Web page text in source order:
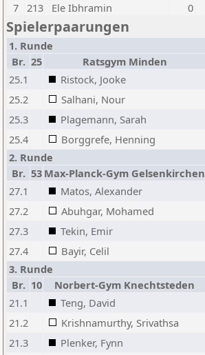
7 213 Ele Ibhramin 0
Spielerpaarungen
1. Runde
Br. 25 Ratsgym Minden
25.1
Ristock, Jooke
25.2
Salhani, Nour
25.3
Plagemann, Sarah
25.4
Borggrefe, Henning
2. Runde
Br. 53 Max-Planck-Gym Gelsenkirchen
27.1
Matos, Alexander
27.2
Abuhgar, Mohamed
27.3
Tekin, Emir
27.4
Bayir, Celil
3. Runde
Br. 10 Norbert-Gym Knechtsteden
21.1
Teng, David
21.2
Krishnamurthy, Srivathsa
21.3
Plenker, Fynn